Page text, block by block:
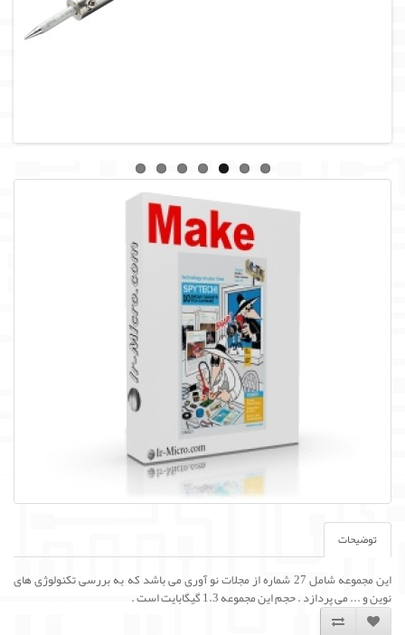
توضیحات
این مجموعه شامل 27 شماره از مجلات نو آوری می باشد که به بررسی تکنولوژی های
نوین و ... می پردازد . حجم این مجموعه 1.3 گیگابایت است .